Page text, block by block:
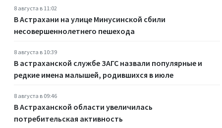
8 августа в 11:02
В Астрахани на улице Минусинской сбили
несовершеннолетнего пешехода
8 августа в 10:39
В астраханской службе ЗАГС назвали популярные и
редкие имена малышей, родившихся в июле
8 августа в 09:46
В Астраханской области увеличилась
потребительская активность